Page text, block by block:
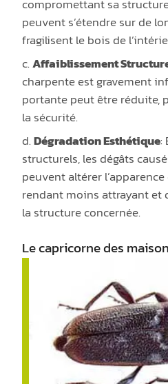
compromettant sa
peuvent s’étendre sur de
fragilisent le bois de
c.Affaiblissement
charpente est gravement
portante peut être réduite,
la sécurité.
d.Dégradation Esthétique:
structurels, les dégâts
peuvent altérer
rendant moins attrayant et
la structure concernée.
Le capricorne des